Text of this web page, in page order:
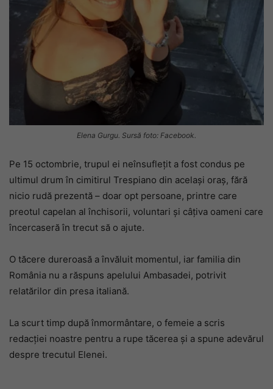
Elena Gurgu. Sursă foto: Facebook.
Pe 15 octombrie, trupul ei neînsuflețit a fost condus pe
ultimul drum în cimitirul Trespiano din același oraș, fără
nicio rudă prezentă – doar opt persoane, printre care
preotul capelan al închisorii, voluntari și câțiva oameni care
încercaseră în trecut să o ajute.
O tăcere dureroasă a învăluit momentul, iar familia din
România nu a răspuns apelului Ambasadei, potrivit
relatărilor din presa italiană.
La scurt timp după înmormântare, o femeie a scris
redacției noastre pentru a rupe tăcerea și a spune adevărul
despre trecutul Elenei.